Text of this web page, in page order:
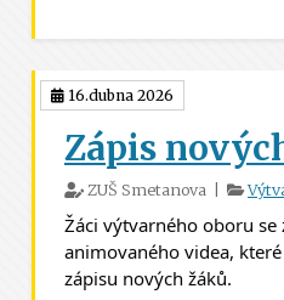
16.dubna 2026
Zápis
ZUŠ Smetanova |
Žáci výtvarného oboru
animovaného videa,
zápisu nových žáků.